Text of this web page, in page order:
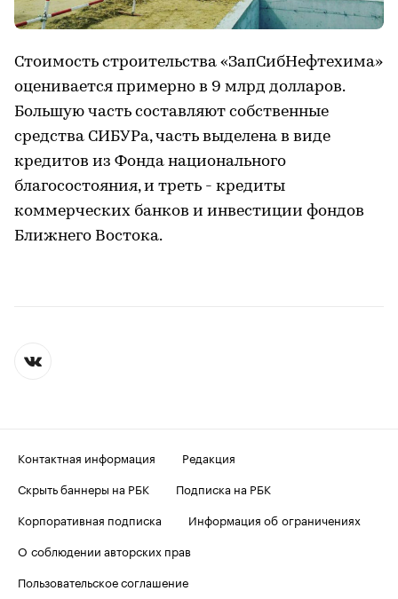
Стоимость строительства «ЗапСибНефтехима»
оценивается примерно в 9 млрд долларов.
Большую часть составляют собственные
средства СИБУРа, часть выделена в виде
кредитов из Фонда национального
благосостояния, и треть - кредиты
коммерческих банков и инвестиции фондов
Ближнего Востока.​
Контактная информация
Редакция
Скрыть баннеры на РБК
Подписка на РБК
Корпоративная подписка
Информация об ограничениях
О соблюдении авторских прав
Пользовательское соглашение